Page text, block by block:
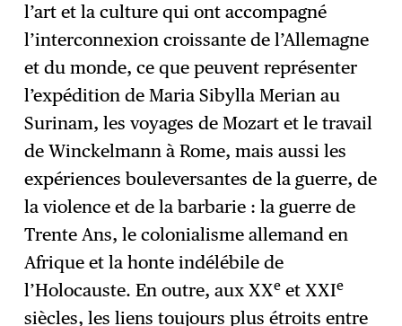
l’art et la culture qui ont accompagné
l’interconnexion croissante de l’Allemagne
et du monde, ce que peuvent représenter
l’expédition de Maria Sibylla Merian au
Surinam, les voyages de Mozart et le travail
de Winckelmann à Rome, mais aussi les
expériences bouleversantes de la guerre, de
la violence et de la barbarie : la guerre de
Trente Ans, le colonialisme allemand en
Afrique et la honte indélébile de
l’Holocauste. En outre, aux XXe et XXIe
siècles, les liens toujours plus étroits entre